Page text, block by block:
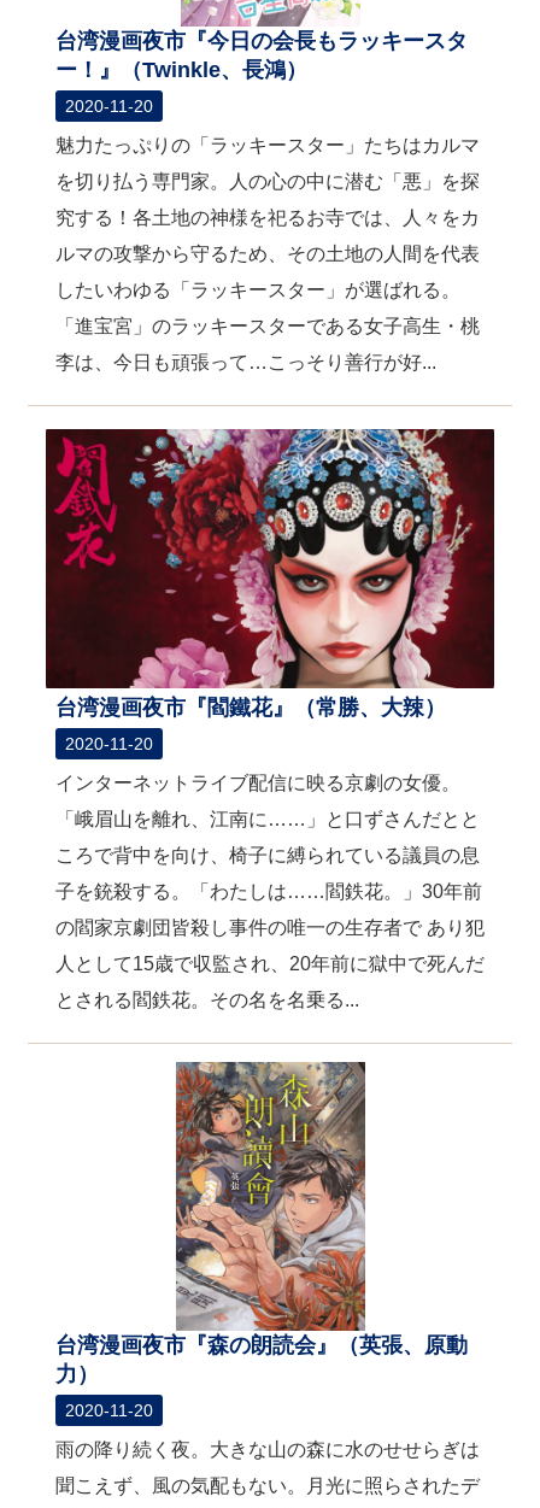
台湾漫画夜市『今日の会長もラッキースタ
ー！』（Twinkle、長鴻）
2020-11-20
魅力たっぷりの「ラッキースター」たちはカルマ
を切り払う専門家。人の心の中に潜む「悪」を探
究する！各土地の神様を祀るお寺では、人々をカ
ルマの攻撃から守るため、その土地の人間を代表
したいわゆる「ラッキースター」が選ばれる。
「進宝宮」のラッキースターである女子高生・桃
李は、今日も頑張って…こっそり善行が好...
台湾漫画夜市『閻鐵花』（常勝、大辣）
2020-11-20
インターネットライブ配信に映る京劇の女優。
「峨眉山を離れ、江南に……」と口ずさんだとと
ころで背中を向け、椅子に縛られている議員の息
子を銃殺する。「わたしは……閻鉄花。」30年前
の閻家京劇団皆殺し事件の唯一の生存者で あり犯
人として15歳で収監され、20年前に獄中で死んだ
とされる閻鉄花。その名を名乗る...
台湾漫画夜市『森の朗読会』（英張、原動
力）
2020-11-20
雨の降り続く夜。大きな山の森に水のせせらぎは
聞こえず、風の気配もない。月光に照らされたデ